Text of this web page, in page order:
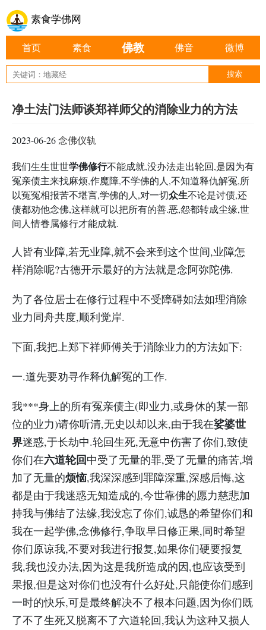
素食学佛网
首页 素食 佛教 佛音 微博
净土法门法师谈郑祥师父的消除业力的方法
2023-06-26念佛仪轨
我们生生世世学佛修行不能成就,没办法走出轮回,是因为有
冤亲债主来找麻烦,作魔障,不学佛的人,不知道释仇解冤,所
以冤冤相报苦不堪言,学佛的人,对一切众生不论是讨债,还
债都劝他念佛,这样就可以把所有的善.恶,怨都转成尘缘,世
间人情眷属修行才能成就.
人皆有业障,若无业障,就不会来到这个世间,业障怎
样消除呢?古德开示最好的方法就是念阿弥陀佛.
为了各位居士在修行过程中不受障碍如法如理消除
业力同舟共度,顺利觉岸.
下面,我把上郑下祥师傅关于消除业力的方法如下:
一.道先要劝寻作释仇解冤的工作.
我***身上的所有冤亲债主(即业力,或身休的某一部
位的业力)请你听清,无史以却以来,由于我在娑婆世
界迷惑,于长劫中.轮回生死,无意中伤害了你们,致使
你们在六道轮回中受了无量的罪,受了无量的痛苦,增
加了无量的烦恼,我深深感到罪障深重,深感后悔,这
都是由于我迷惑无知造成的,今世靠佛的愿力慈悲加
持我与佛结了法缘,我没忘了你们,诚恳的希望你们和
我在一起学佛,念佛修行,争取早日修正果,同时希望
你们原谅我,不要对我进行报复,如果你们硬要报复
我,我也没办法,因为这是我所造成的因,也应该受到
果报,但是这对你们也没有什么好处,只能使你们感到
一时的快乐,可是最终解决不了根本问题,因为你们既
了不了生死又脱离不了六道轮回,我认为这种又损人